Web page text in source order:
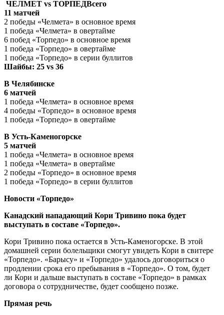
ЧЕЛМЕТ vs ТОРПЕДВсего
11 матчей
2 победы «Челмета» в основное время
1 победа «Челмета» в овертайме
6 побед «Торпедо» в основное время
1 победа «Торпедо» в овертайме
1 победа «Торпедо» в серии буллитов
Шайбы: 25 vs 36
В Челябинске
6 матчей
1 победа «Челмета» в основное время
4 победы «Торпедо» в основное время
1 победа «Торпедо» в овертайме
В Усть-Каменогорске
5 матчей
1 победа «Челмета» в основное время
1 победа «Челмета» в овертайме
2 победы «Торпедо» в основное время
1 победа «Торпедо» в серии буллитов
Новости «Торпедо»
Канадский нападающий Кори Тривино пока будет
выступать в составе «Торпедо».
Кори Тривино пока остается в Усть-Каменогорске. В этой
домашней серии болельщики смогут увидеть Кори в свитере
«Торпедо». «Барысу» и «Торпедо» удалось договориться о
продлении срока его пребывания в «Торпедо». О том, будет
ли Кори и дальше выступать в составе «Торпедо» в рамках
договора о сотрудничестве, будет сообщено позже.
Прямая речь